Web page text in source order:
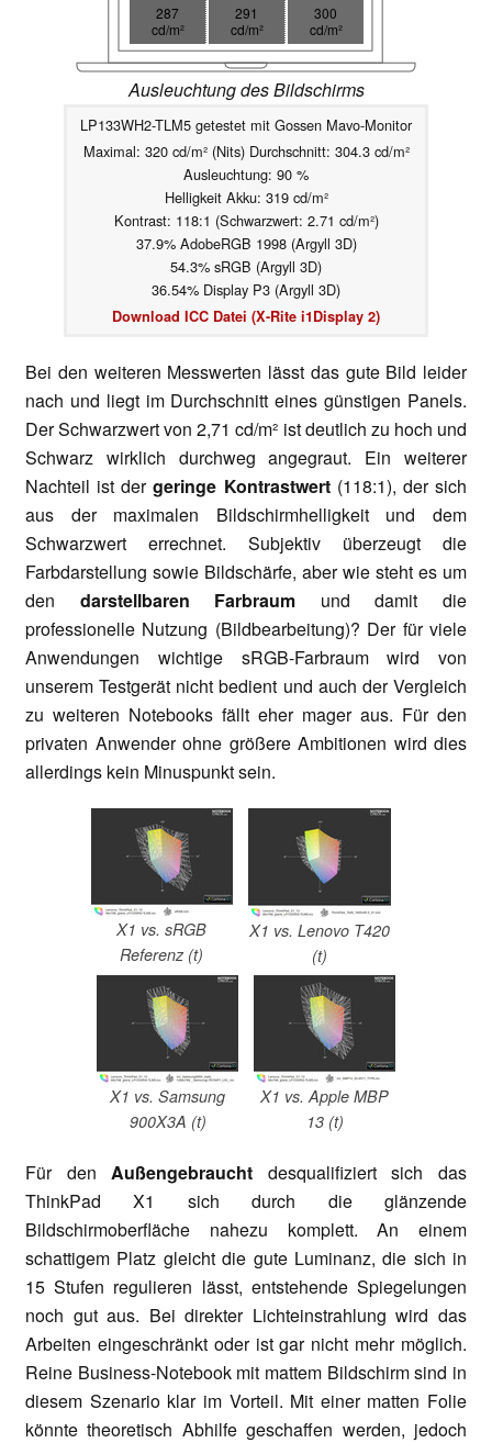
287
cd/m²
291
cd/m²
300
cd/m²
Ausleuchtung des Bildschirms
LP133WH2-TLM5 getestet mit Gossen Mavo-Monitor
Maximal: 320 cd/m² (Nits) Durchschnitt: 304.3 cd/m²
Ausleuchtung: 90 %
Helligkeit Akku: 319 cd/m²
Kontrast: 118:1 (Schwarzwert: 2.71 cd/m²)
37.9% AdobeRGB 1998 (Argyll 3D)
54.3% sRGB (Argyll 3D)
36.54% Display P3 (Argyll 3D)
Download ICC Datei (X-Rite i1Display 2)
Bei den weiteren Messwerten lässt das gute Bild leider
nach und liegt im Durchschnitt eines günstigen Panels.
Der Schwarzwert von 2,71 cd/m² ist deutlich zu hoch und
Schwarz wirklich durchweg angegraut. Ein weiterer
Nachteil ist dergeringe Kontrastwert(118:1), der sich
aus der maximalen Bildschirmhelligkeit und dem
Schwarzwert errechnet. Subjektiv überzeugt die
Farbdarstellung sowie Bildschärfe, aber wie steht es um
den darstellbaren Farbraum und damit die
professionelle Nutzung (Bildbearbeitung)? Der für viele
Anwendungen wichtige sRGB-Farbraum wird von
unserem Testgerät nicht bedient und auch der Vergleich
zu weiteren Notebooks fällt eher mager aus. Für den
privaten Anwender ohne größere Ambitionen wird dies
allerdings kein Minuspunkt sein.
X1 vs. sRGB
Referenz (t)
X1 vs. Lenovo T420
(t)
X1 vs. Samsung
900X3A (t)
X1 vs. Apple MBP
13 (t)
Für denAußengebraucht desqualifiziert sich das
ThinkPad X1 sich durch die glänzende
Bildschirmoberfläche nahezu komplett. An einem
schattigem Platz gleicht die gute Luminanz, die sich in
15 Stufen regulieren lässt, entstehende Spiegelungen
noch gut aus. Bei direkter Lichteinstrahlung wird das
Arbeiten eingeschränkt oder ist gar nicht mehr möglich.
Reine Business-Notebook mit mattem Bildschirm sind in
diesem Szenario klar im Vorteil. Mit einer matten Folie
könnte theoretisch Abhilfe geschaffen werden, jedoch